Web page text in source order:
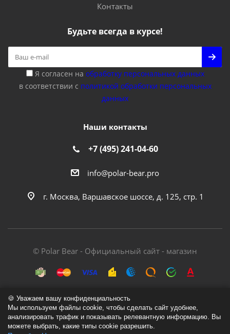
Контакты
Будьте всегда в курсе!
Я согласен на обработку персональных данных
в соответствии с политикой обработки персональных
данных
Наши контакты
+7 (495) 241-04-60
info@polar-bear.pro
г. Москва, Варшавское шоссе, д. 125, стр. 1
© Polar Bear - Официальный сайт - магазин
Политика обработки персональных данных
🍪 Уважаем вашу конфиденциальность
Мы используем файлы cookie, чтобы сделать сайт удобнее,
анализировать трафик и показывать релевантную информацию. Вы
можете выбрать, какие типы cookie разрешить.